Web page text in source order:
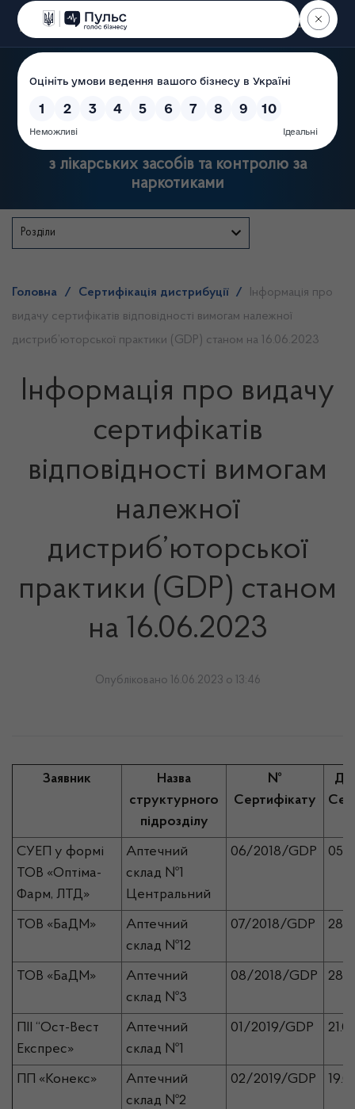
Пошук
Державна служба України
з лікарських засобів та контролю за
наркотиками
Розділи
Головна / Сертифікація дистрибуції /
Інформація про
видачу сертифікатів відповідності вимогам належної
дистриб’юторської практики (GDP) станом на 16.06.2023
Інформація про видачу
сертифікатів
відповідності вимогам
належної
дистриб’юторської
практики (GDP) станом
на 16.06.2023
Опубліковано 16.06.2023 о 13:46
Заявник
Назва
структурного
підрозділу
№
Сертифікату
СУЕП у формі
ТОВ «Оптіма-
Фарм, ЛТД»
Аптечний
склад №1
Центральний
06/2018/GDP
ТОВ «БаДМ»
Аптечний
склад №12
07/2018/GDP
ТОВ «БаДМ»
Аптечний
склад №3
08/2018/GDP
ПІІ “Ост-Вест
Експрес»
Аптечний
склад №1
01/2019/GDP
ПП «Конекс»
Аптечний
склад №2
02/2019/GDP